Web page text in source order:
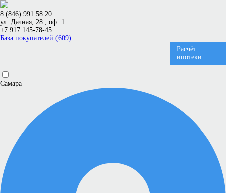
8 (846) 991 58 20
ул. Дачная, 28 , оф. 1
+7 917 145-78-45
База покупателей (609)
Расчёт
ипотеки
Самара